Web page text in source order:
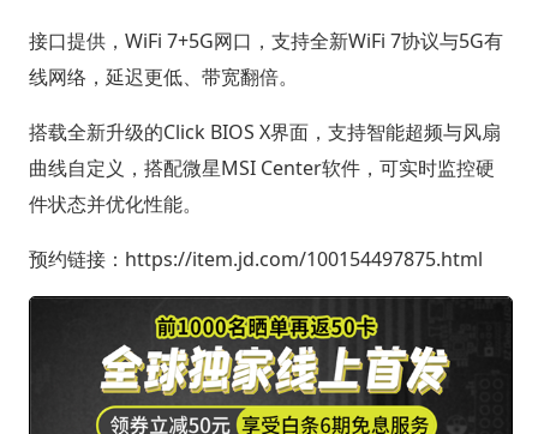
接口提供，WiFi 7+5G网口，支持全新WiFi 7协议与5G有
线网络，延迟更低、带宽翻倍。
搭载全新升级的Click BIOS X界面，支持智能超频与风扇
曲线自定义，搭配微星MSI Center软件，可实时监控硬
件状态并优化性能。
预约链接：https://item.jd.com/100154497875.html